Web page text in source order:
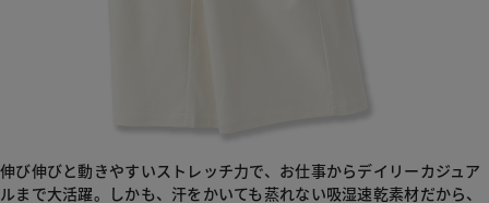
伸び伸びと動きやすいストレッチ力で、お仕事からデイリーカジュア
ルまで大活躍。しかも、汗をかいても蒸れない吸湿速乾素材だから、